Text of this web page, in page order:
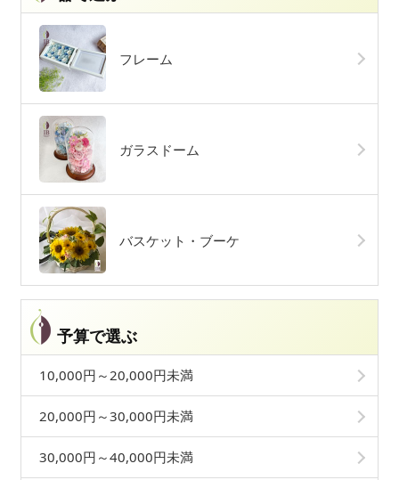
フレーム
ガラスドーム
バスケット・ブーケ
予算で選ぶ
10,000円～20,000円未満
20,000円～30,000円未満
30,000円～40,000円未満